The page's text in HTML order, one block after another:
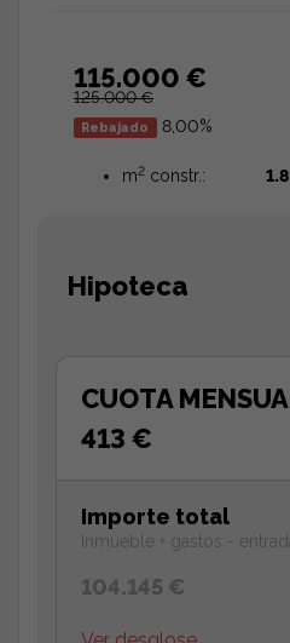
115.000 €
125.000 €
Rebajado 8,00%
m2 constr.:
Hipoteca
CUOTA
413 €
Importe total
Inmueble + gastos -
104.145 €